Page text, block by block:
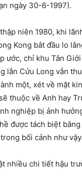
ngày 30-6-1997).
niên 1980, khi
Kong bắt đầu lo
ước, chỉ khu Tân
lẫn Cửu Long vẫn
một, xét về mặt
thuộc về Anh hay
nghiệp bị ảnh
được tách biệt
bối cảnh như vậy.
nhiều chi tiết hậu